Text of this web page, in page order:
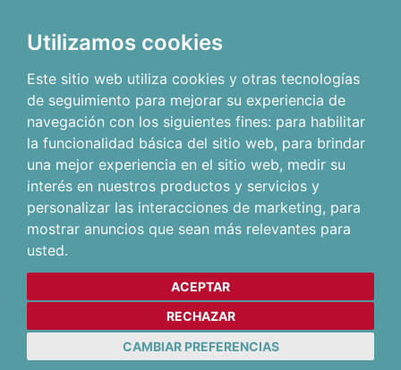
Utilizamos cookies
Este sitio web utiliza cookies y otras tecnologías
de seguimiento para mejorar su experiencia de
navegación con los siguientes fines: para habilitar
la funcionalidad básica del sitio web, para brindar
una mejor experiencia en el sitio web, medir su
interés en nuestros productos y servicios y
personalizar las interacciones de marketing, para
mostrar anuncios que sean más relevantes para
usted.
ACEPTAR
RECHAZAR
CAMBIAR PREFERENCIAS